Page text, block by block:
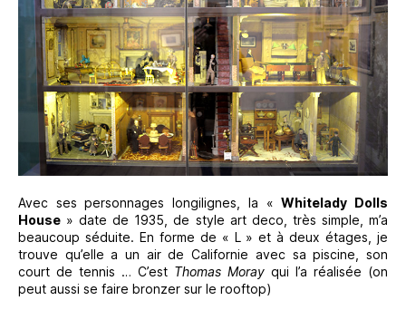
Avec ses personnages longilignes, la «Whitelady Dolls
House » date de 1935, de style art deco, très simple, m’a
beaucoup séduite. En forme de « L » et à deux étages, je
trouve qu’elle a un air de Californie avec sa piscine, son
court de tennis … C’est Thomas Moray qui l’a réalisée (on
peut aussi se faire bronzer sur le rooftop)